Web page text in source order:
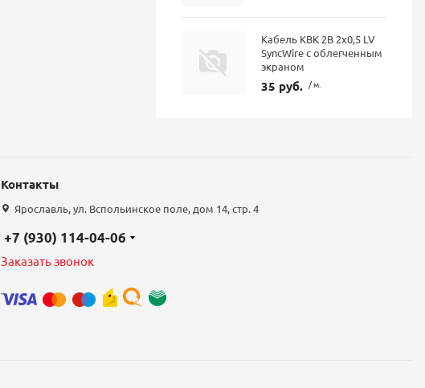
Кабель КВК 2В 2х0,5 LV
SyncWire с облегченным
экраном
35 руб. / м.
Контакты
Ярославль, ул. Вспольинское поле, дом 14, стр. 4
+7 (930) 114-04-06
Заказать звонок